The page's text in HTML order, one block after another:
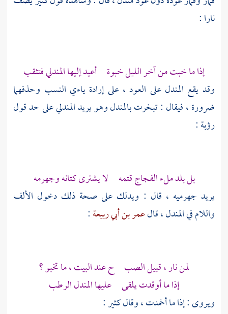
نارا :
إذا ما خبت من آخر الليل خبوة أعيد إليها المندلي فتثقب
وقد يقع المندل على العود ، على إرادة ياءي النسب وحذفهما
ضرورة ، فيقال : تبخرت بالمندل وهو يريد المندلي على حد قول
رؤبة:
بل بلد ملء الفجاج قتمه لا يشترى كتانه وجهرمه
يريد جهرميه ، قال : ويدلك على صحة ذلك دخول الألف
واللام في المندل ، قالعمر بن أبي ربيعة:
لمن نار ، قبيل الصب ح عند البيت ، ما تخبو ؟
إذا ما أوقدت يلقى عليها المندل الرطب
ويروى : إذا ما أخمدت ، وقالكثير: